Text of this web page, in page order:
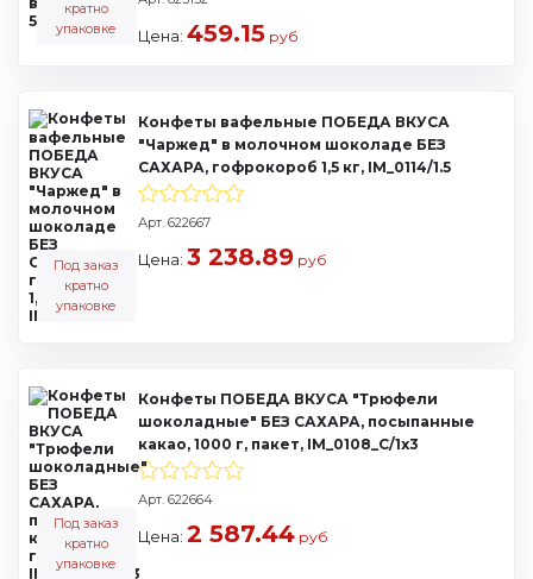
кратно
упаковке
Цена: 459.15 руб
Конфеты вафельные ПОБЕДА ВКУСА
"Чаржед" в молочном шоколаде БЕЗ
САХАРА, гофрокороб 1,5 кг, IM_0114/1.5
Арт. 622667
Под заказ
кратно
упаковке
Цена: 3 238.89 руб
Конфеты ПОБЕДА ВКУСА "Трюфели
шоколадные" БЕЗ САХАРА, посыпанные
какао, 1000 г, пакет, IM_0108_С/1х3
Арт. 622664
Под заказ
кратно
упаковке
Цена: 2 587.44 руб